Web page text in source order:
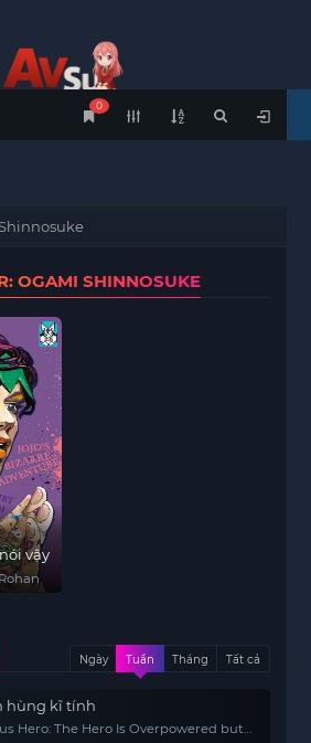
0
OGAMI SHINNOSUKE
vậy
Ngày Tuần Tháng Tất cả
hùng kĩ tính
Hero: The Hero Is Overpowered but